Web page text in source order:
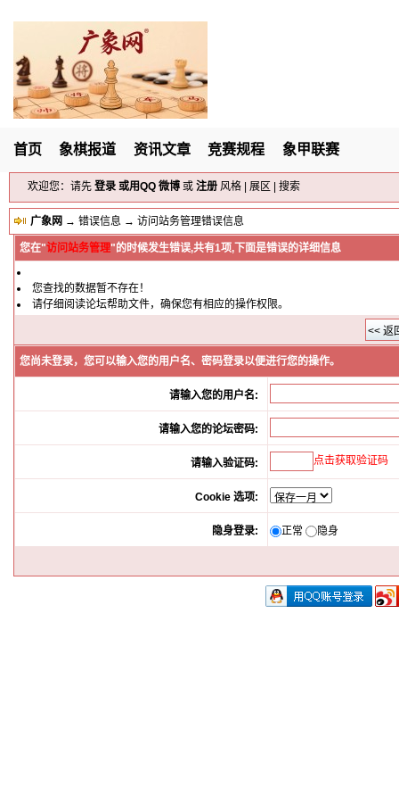
首页 象棋报道 资讯文章 竞赛规程 象甲联赛
欢迎您：请先 登录 或用QQ 微博 或 注册 风格 展区 搜索
广象网 → 错误信息 → 访问站务管理错误信息
您在"访问站务管理"的时候发生错误,共有1项,下面是错误的详细信息
您查找的数据暂不存在！
请仔细阅读论坛帮助文件，确保您有相应的操作权限。
您尚未登录，您可以输入您的用户名、密码登录以便进行您的操作。
请输入您的用户名:
请输入您的论坛密码:
请输入验证码: 点击获取验证码
Cookie 选项:
隐身登录: 正常 隐身